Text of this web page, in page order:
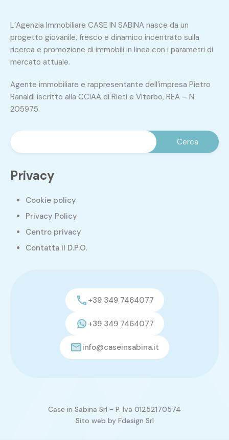
L’Agenzia Immobiliare CASE IN SABINA nasce da un
progetto giovanile, fresco e dinamico incentrato sulla
ricerca e promozione di immobili in linea con i parametri di
mercato attuale.
Agente immobiliare e rappresentante dell’impresa Pietro
Ranaldi iscritto alla CCIAA di Rieti e Viterbo, REA – N.
205975.
Privacy
Cookie policy
Privacy Policy
Centro privacy
Contatta il D.P.O.
+39 349 7464077
+39 349 7464077
info@caseinsabina.it
Case in Sabina Srl - P. Iva 01252170574
Sito web by Fdesign Srl